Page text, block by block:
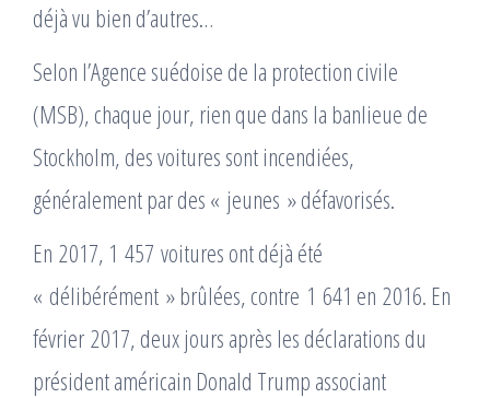
déjà vu bien d’autres…
Selon l’Agence suédoise de la protection civile
(MSB), chaque jour, rien que dans la banlieue de
Stockholm, des voitures sont incendiées,
généralement par des « jeunes » défavorisés.
En 2017, 1 457 voitures ont déjà été
« délibérément » brûlées, contre 1 641 en 2016. En
février 2017, deux jours après les déclarations du
président américain Donald Trump associant